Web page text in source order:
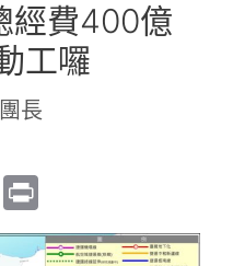
經費400億
工囉
長
Li
in